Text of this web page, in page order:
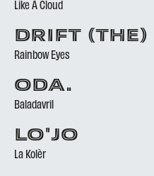
Like A Cloud
DRIFT (THE)
Rainbow Eyes
ODA.
Baladavril
LO'JO
La Kolèr